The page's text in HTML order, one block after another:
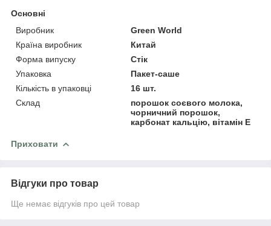
Основні
Виробник
Green World
Країна виробник
Китай
Форма випуску
Стік
Упаковка
Пакет-саше
Кількість в упаковці
16 шт.
Склад
порошок соєвого молока,
чорничний порошок,
карбонат кальцію, вітамін Е
Приховати
Відгуки про товар
Ще немає відгуків про цей товар